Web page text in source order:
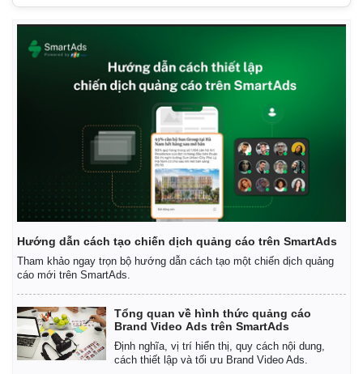
Tin nóng
Phân tích
Hướng dẫn cách tạo chiến dịch quảng cáo trên SmartAds
Tham khảo ngay trọn bộ hướng dẫn cách tạo một chiến dịch quảng
cáo mới trên SmartAds.
Tổng quan về hình thức quảng cáo
Brand Video Ads trên SmartAds
Định nghĩa, vị trí hiển thị, quy cách nội dung,
cách thiết lập và tối ưu Brand Video Ads.